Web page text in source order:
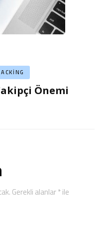
Önemi
Gerekli alanlar*ile